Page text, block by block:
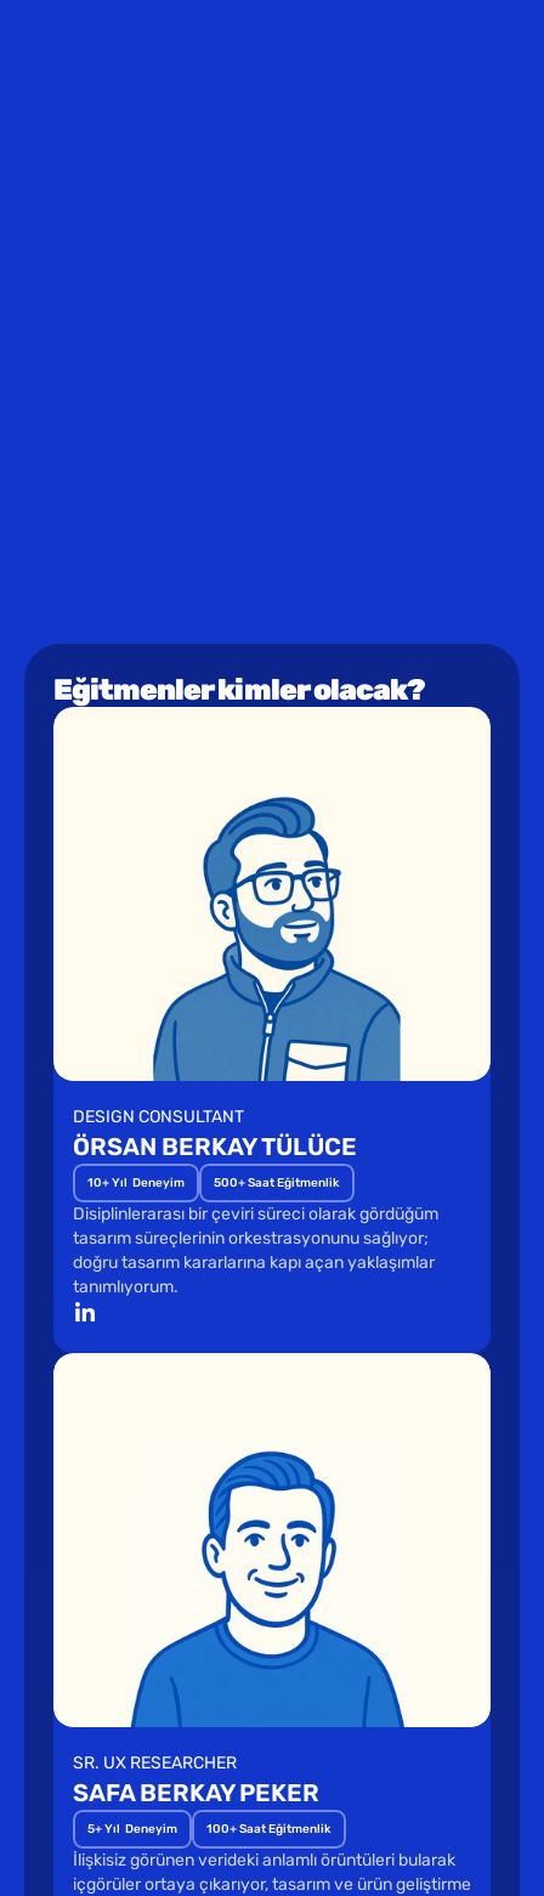
iletişime geçebilirsin.
Eğitmenler kimler olacak?
DESIGN CONSULTANT
ÖRSAN BERKAY TÜLÜCE
10+ Yıl  Deneyim 500+ Saat Eğitmenlik
Disiplinlerarası bir çeviri süreci olarak gördüğüm
tasarım süreçlerinin orkestrasyonunu sağlıyor;
doğru tasarım kararlarına kapı açan yaklaşımlar
tanımlıyorum.
SR. UX RESEARCHER
SAFA BERKAY PEKER
5+ Yıl  Deneyim 100+ Saat Eğitmenlik
İlişkisiz görünen verideki anlamlı örüntüleri bularak
içgörüler ortaya çıkarıyor, tasarım ve ürün geliştirme